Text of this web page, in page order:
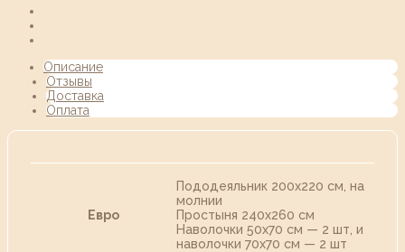
Описание
Отзывы
Доставка
Оплата
Евро
Пододеяльник 200х220 см, на
молнии
Простыня 240х260 см
Наволочки 50х70 см — 2 шт, и
наволочки 70х70 см — 2 шт